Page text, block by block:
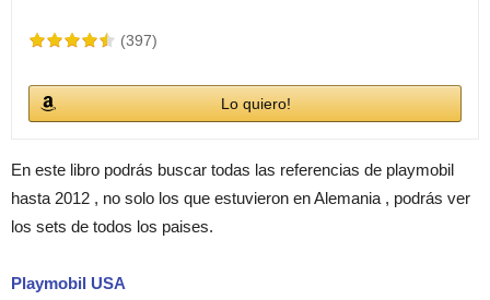
(397)
Lo quiero!
En este libro podrás buscar todas las referencias de playmobil
hasta 2012 , no solo los que estuvieron en Alemania , podrás ver
los sets de todos los paises.
Playmobil USA